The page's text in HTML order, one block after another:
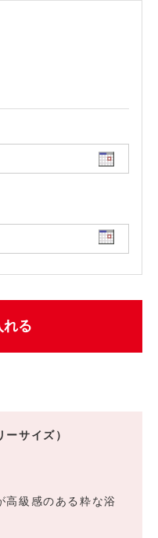
れる
サイズ）
高級感のある粋な浴